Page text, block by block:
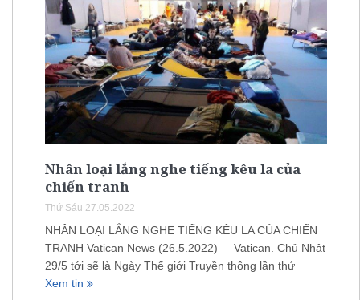
Nhân loại lắng nghe tiếng kêu la của
chiến tranh
Thứ Sáu 27.05.2022
NHÂN LOẠI LẮNG NGHE TIẾNG KÊU LA CỦA CHIẾN
TRANH Vatican News (26.5.2022) – Vatican. Chủ Nhật
29/5 tới sẽ là Ngày Thế giới Truyền thông lần thứ
Xem tin